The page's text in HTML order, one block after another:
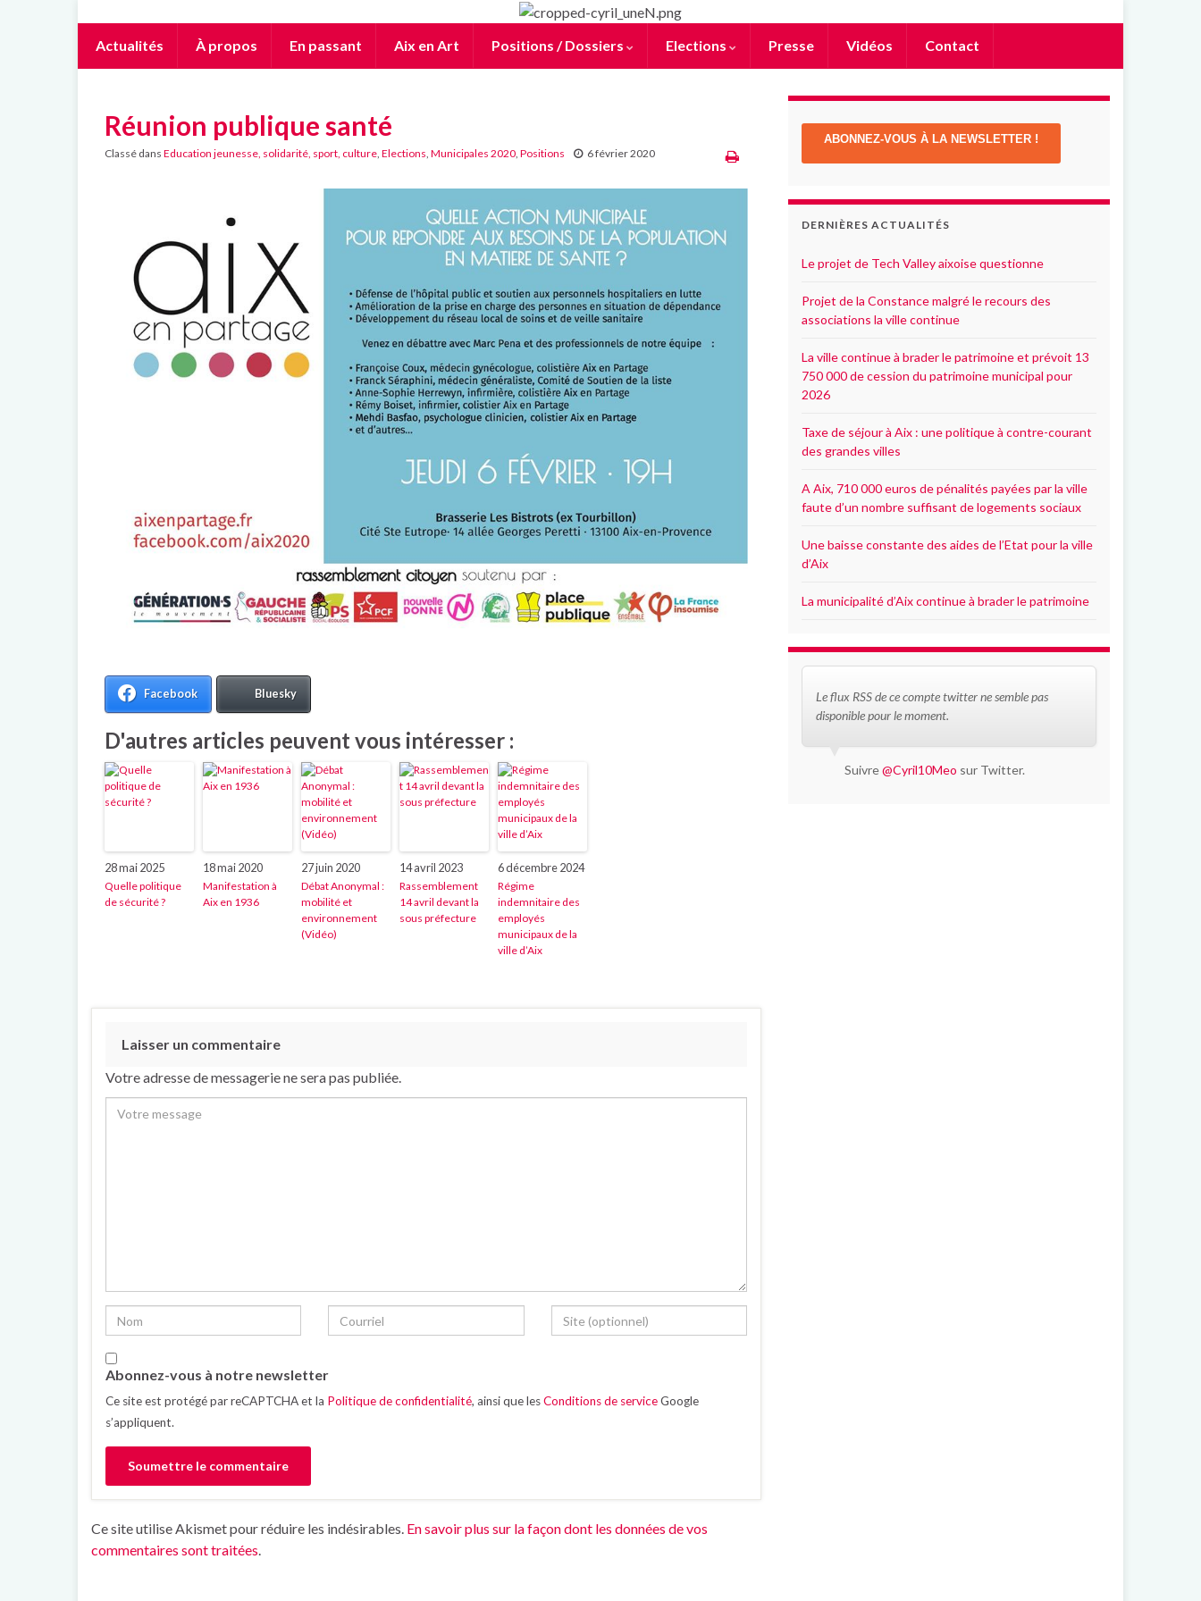
Actualités À propos En passant Aix en Art Positions / Dossiers Elections Presse Vidéos Contact
Réunion publique santé
Classé dans Education jeunesse, solidarité, sport, culture Elections Municipales 2020 Positions 6 février 2020
Facebook Bluesky
D'autres articles peuvent vous intéresser :
28 mai 2025
Quelle politique
de sécurité ?
18 mai 2020
Manifestation à
Aix en 1936
27 juin 2020
Débat Anonymal :
mobilité et
environnement
(Vidéo)
14 avril 2023
Rassemblement
14 avril devant la
sous préfecture
6 décembre 2024
Régime
indemnitaire des
employés
municipaux de la
ville d’Aix
Laisser un commentaire
Votre adresse de messagerie ne sera pas publiée.
Abonnez-vous à notre newsletter
Ce site est protégé par reCAPTCHA et la Politique de confidentialité, ainsi que lesConditions de serviceGoogle
s’appliquent.
Ce site utilise Akismet pour réduire les indésirables. En savoir plus sur la façon dont les données de vos
commentaires sont traitées.
ABONNEZ-VOUS À LA NEWSLETTER !
DERNIÈRES ACTUALITÉS
Le projet de Tech Valley aixoise questionne
Projet de la Constance malgré le recours des
associations la ville continue
La ville continue à brader le patrimoine et prévoit 13
750 000 de cession du patrimoine municipal pour
2026
Taxe de séjour à Aix : une politique à contre-courant
des grandes villes
A Aix, 710 000 euros de pénalités payées par la ville
faute d’un nombre suffisant de logements sociaux
Une baisse constante des aides de l’Etat pour la ville
d’Aix
La municipalité d’Aix continue à brader le patrimoine
Le flux RSS de ce compte twitter ne semble pas
disponible pour le moment.
Suivre@Cyril10Meo sur Twitter.